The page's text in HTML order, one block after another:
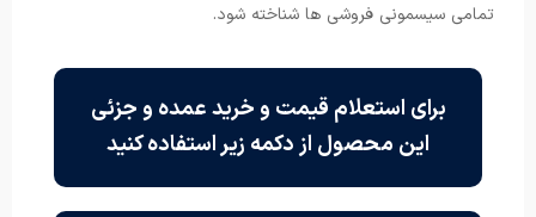
تمامی سیسمونی فروشی ها شناخته شود.
برای استعلام قیمت و خرید عمده و جزئی
این محصول از دکمه زیر استفاده کنید